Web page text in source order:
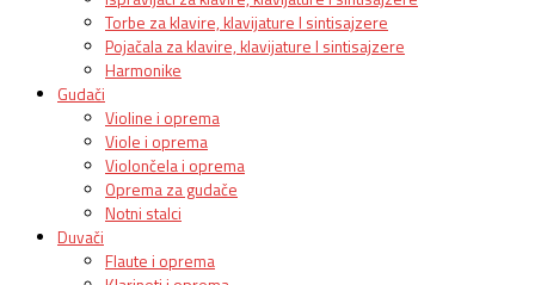
Torbe za klavire, klavijature I sintisajzere
Pojačala za klavire, klavijature I sintisajzere
Harmonike
Gudači
Violine i oprema
Viole i oprema
Violončela i oprema
Oprema za gudače
Notni stalci
Duvači
Flaute i oprema